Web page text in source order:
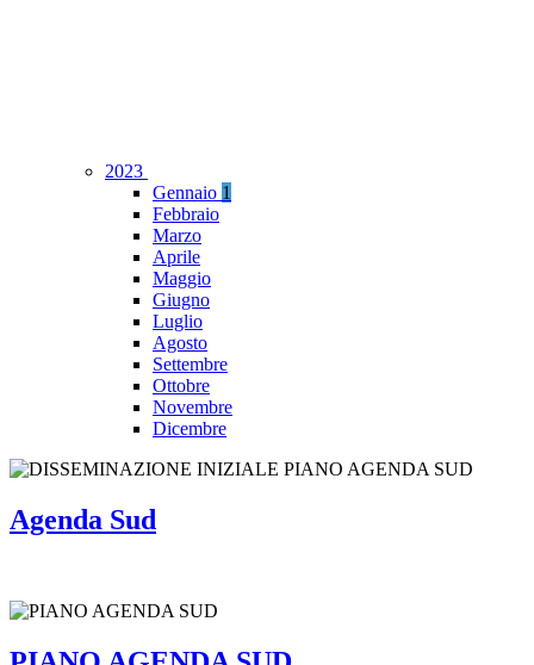
2023
Gennaio 1
Febbraio
Marzo
Aprile
Maggio
Giugno
Luglio
Agosto
Settembre
Ottobre
Novembre
Dicembre
Agenda Sud